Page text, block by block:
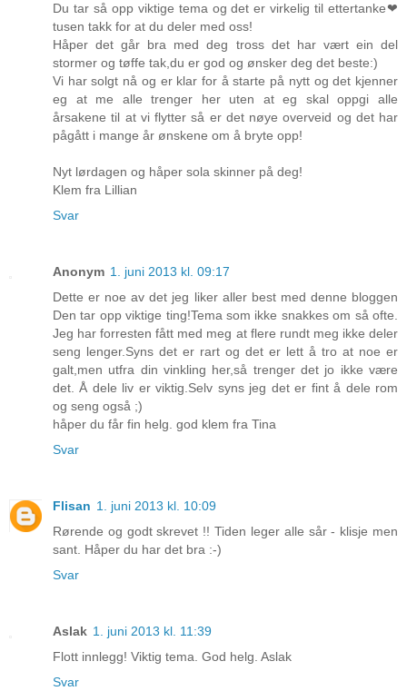
Du tar så opp viktige tema og det er virkelig til ettertanke❤
tusen takk for at du deler med oss!
Håper det går bra med deg tross det har vært ein del
stormer og tøffe tak,du er god og ønsker deg det beste:)
Vi har solgt nå og er klar for å starte på nytt og det kjenner
eg at me alle trenger her uten at eg skal oppgi alle
årsakene til at vi flytter så er det nøye overveid og det har
pågått i mange år ønskene om å bryte opp!
Nyt lørdagen og håper sola skinner på deg!
Klem fra Lillian
Svar
Anonym 1. juni 2013 kl. 09:17
Dette er noe av det jeg liker aller best med denne bloggen
Den tar opp viktige ting!Tema som ikke snakkes om så ofte.
Jeg har forresten fått med meg at flere rundt meg ikke deler
seng lenger.Syns det er rart og det er lett å tro at noe er
galt,men utfra din vinkling her,så trenger det jo ikke være
det. Å dele liv er viktig.Selv syns jeg det er fint å dele rom
og seng også ;)
håper du får fin helg. god klem fra Tina
Svar
Flisan 1. juni 2013 kl. 10:09
Rørende og godt skrevet !! Tiden leger alle sår - klisje men
sant. Håper du har det bra :-)
Svar
Aslak 1. juni 2013 kl. 11:39
Flott innlegg! Viktig tema. God helg. Aslak
Svar